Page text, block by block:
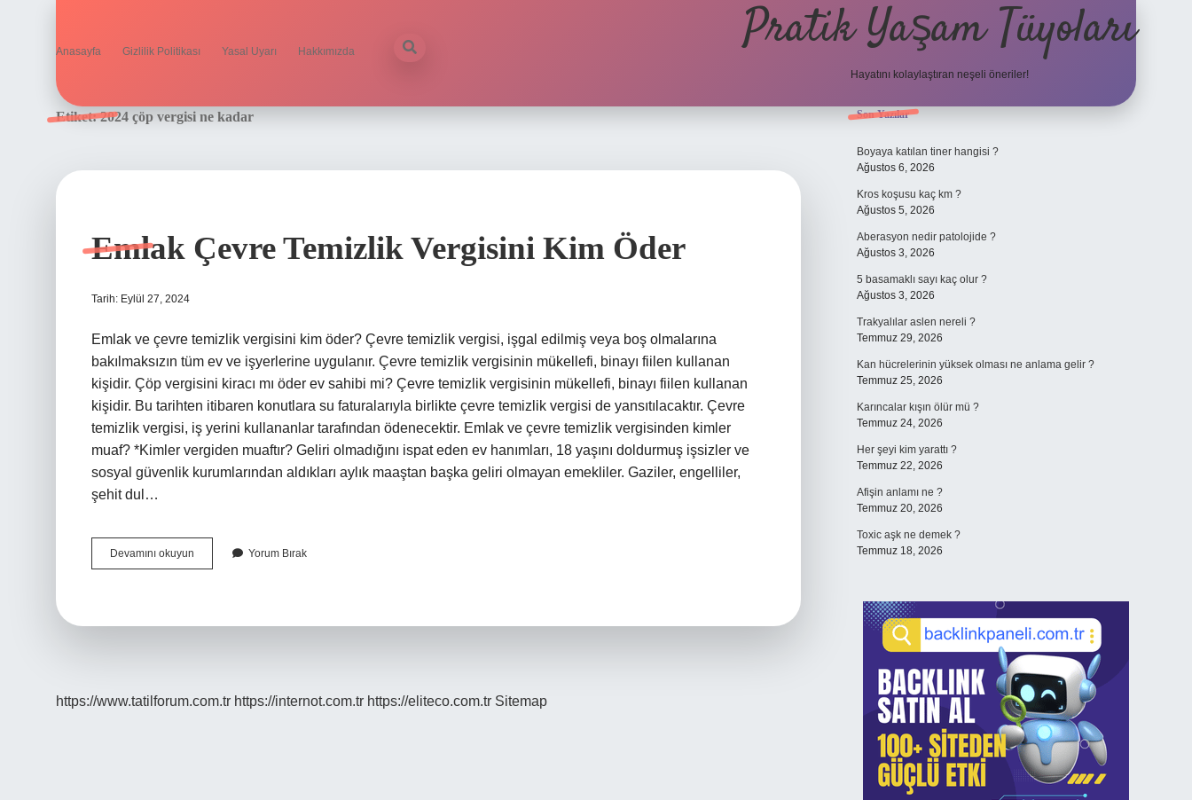
Anasayfa Gizlilik Politikası Yasal Uyarı Hakkımızda Pratik Yaşam Tüyoları
Hayatını kolaylaştıran neşeli öneriler!
Etiket:2024 çöp vergisi ne kadar
Emlak Çevre Temizlik Vergisini Kim Öder
Tarih: Eylül 27, 2024
Emlak ve çevre temizlik vergisini kim öder? Çevre temizlik vergisi, işgal edilmiş veya boş olmalarına
bakılmaksızın tüm ev ve işyerlerine uygulanır. Çevre temizlik vergisinin mükellefi, binayı fiilen kullanan
kişidir. Çöp vergisini kiracı mı öder ev sahibi mi? Çevre temizlik vergisinin mükellefi, binayı fiilen kullanan
kişidir. Bu tarihten itibaren konutlara su faturalarıyla birlikte çevre temizlik vergisi de yansıtılacaktır. Çevre
temizlik vergisi, iş yerini kullananlar tarafından ödenecektir. Emlak ve çevre temizlik vergisinden kimler
muaf? *Kimler vergiden muaftır? Geliri olmadığını ispat eden ev hanımları, 18 yaşını doldurmuş işsizler ve
sosyal güvenlik kurumlarından aldıkları aylık maaştan başka geliri olmayan emekliler. Gaziler, engelliler,
şehit dul…
Devamını okuyun
Çevre
Yorum Bırak
https://www.tatilforum.com.tr https://internot.com.tr https://eliteco.com.tr Sitemap
Sidebar
Son Yazılar
Boyaya katılan tiner hangisi ?
Ağustos 6, 2026
Kros koşusu kaç km ?
Ağustos 5, 2026
Aberasyon nedir patolojide ?
Ağustos 3, 2026
5 basamaklı sayı kaç olur ?
Ağustos 3, 2026
Trakyalılar aslen nereli ?
Temmuz 29, 2026
Kan hücrelerinin yüksek olması ne anlama gelir ?
Temmuz 25, 2026
Karıncalar kışın ölür mü ?
Temmuz 24, 2026
Her şeyi kim yarattı ?
Temmuz 22, 2026
Afişin anlamı ne ?
Temmuz 20, 2026
Toxic aşk ne demek ?
Temmuz 18, 2026